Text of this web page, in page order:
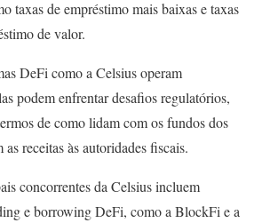
taxas de empréstimo mais baixas e taxas
de valor.
DeFi como a Celsius operam
podem enfrentar desafios regulatórios,
de como lidam com os fundos dos
receitas às autoridades fiscais.
concorrentes da Celsius incluem
e borrowing DeFi, como a BlockFi e a